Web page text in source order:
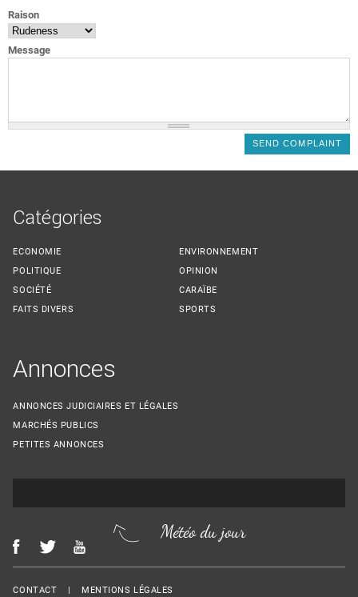
Raison
Message
Catégories
ECONOMIE
POLITIQUE
SOCIÉTÉ
FAITS DIVERS
ENVIRONNEMENT
OPINION
CARAÏBE
SPORTS
Annonces
ANNONCES JUDICIAIRES ET LÉGALES
MARCHÉS PUBLICS
PETITES ANNONCES
Météo du jour
Menu Footer
CONTACT MENTIONS LÉGALES